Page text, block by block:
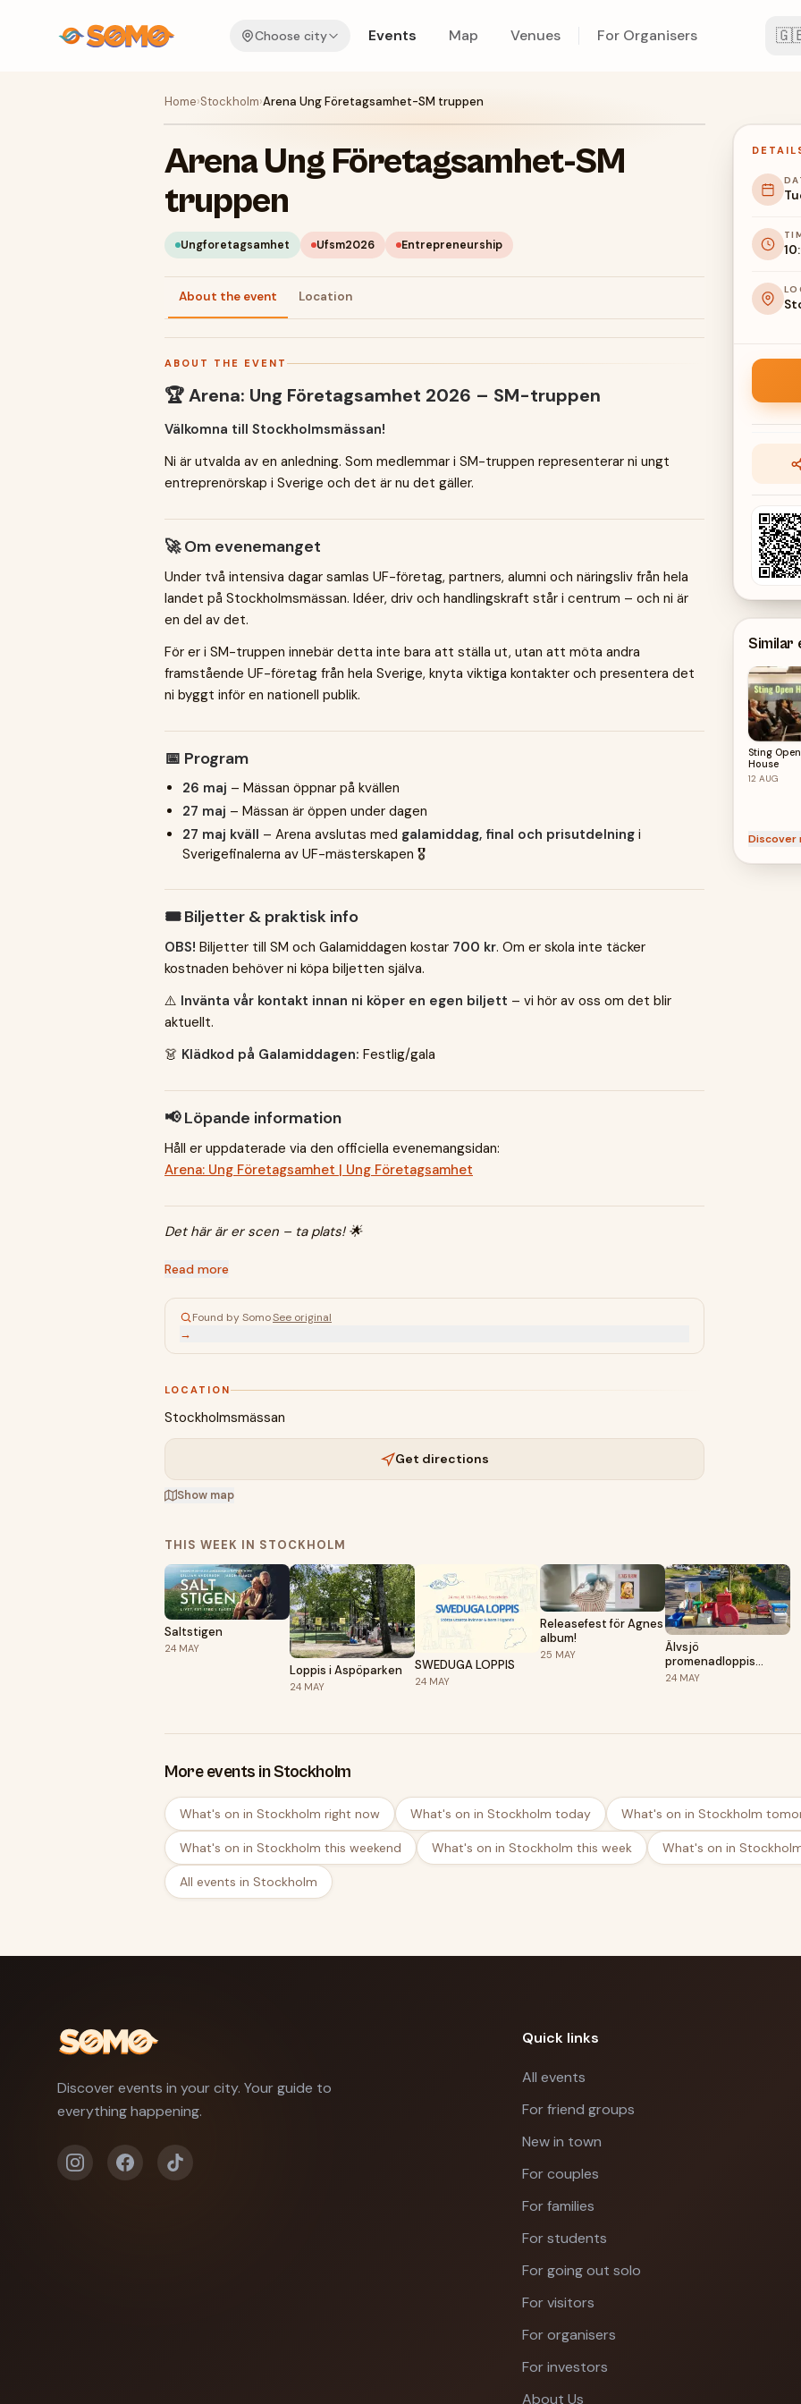
Choose city Events Map Venues For Organisers
Home›Stockholm›Arena Ung Företagsamhet-SM truppen
Arena Ung Företagsamhet-SM
truppen
Ungforetagsamhet Ufsm2026 Entrepreneurship
About the event Location
ABOUT THE EVENT
🏆 Arena: Ung Företagsamhet 2026 – SM-truppen
Välkomna till Stockholmsmässan!
Ni är utvalda av en anledning. Som medlemmar i SM-truppen representerar ni ungt
entreprenörskap i Sverige och det är nu det gäller.
🚀 Om evenemanget
Under två intensiva dagar samlas UF-företag, partners, alumni och näringsliv från hela
landet på Stockholmsmässan. Idéer, driv och handlingskraft står i centrum – och ni är
en del av det.
För er i SM-truppen innebär detta inte bara att ställa ut, utan att möta andra
framstående UF-företag från hela Sverige, knyta viktiga kontakter och presentera det
ni byggt inför en nationell publik.
📅 Program
26 maj – Mässan öppnar på kvällen
27 maj – Mässan är öppen under dagen
27 maj kväll – Arena avslutas med galamiddag, final och prisutdelning i
Sverigefinalerna av UF-mästerskapen 🎖️
🎟️ Biljetter & praktisk info
OBS! Biljetter till SM och Galamiddagen kostar 700 kr. Om er skola inte täcker
kostnaden behöver ni köpa biljetten själva.
⚠️ Invänta vår kontakt innan ni köper en egen biljett – vi hör av oss om det blir
aktuellt.
👗 Klädkod på Galamiddagen: Festlig/gala
📢 Löpande information
Håll er uppdaterade via den officiella evenemangsidan:
Arena: Ung Företagsamhet | Ung Företagsamhet
Det här är er scen – ta plats! 🌟
Read more
Found by SomoSee original
→
LOCATION
Stockholmsmässan
Get directions
Show map
Similar
Sting Open
House
12 AUG
Discover
THIS WEEK IN STOCKHOLM
Saltstigen
24 MAY
Loppis i Aspöparken
24 MAY
SWEDUGA LOPPIS
24 MAY
Releasefest för Agnes
album!
25 MAY
Älvsjö
promenadloppis
24/5-26
24 MAY
More events in Stockholm
What's on in Stockholm right now What's on in Stockholm today What's on in Stockholm
What's on in Stockholm this weekend What's on in Stockholm this week What's on in
All events in Stockholm
Discover events in your city. Your guide to
everything happening.
Quick links
All events
For friend groups
New in town
For couples
For families
For students
For going out solo
For visitors
For organisers
For investors
About Us